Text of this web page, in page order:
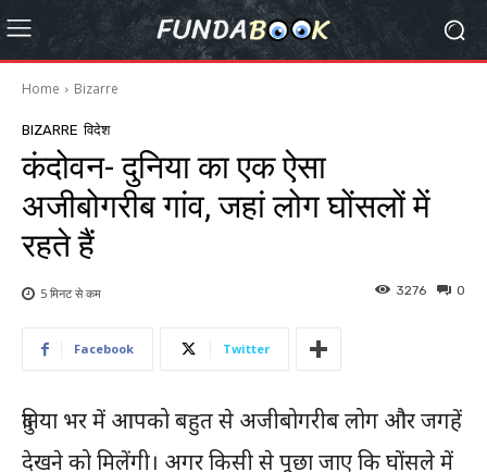
Home Bizarre
BIZARRE विदेश
कंदोवन- दुनिया का एक ऐसा
अजीबोगरीब गांव, जहां लोग घोंसलों में
रहते हैं
0
3276
5 मिनट सेकम
Facebook Twitter
दुनिया भर में आपको बहुत से अजीबोगरीब लोग और जगहें
देखने को मिलेंगी। अगर किसी से पूछा जाए कि घोंसले में